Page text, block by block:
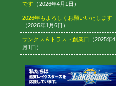
です （2026年4月1日）
2026年もよろしくお願いいたします
（2026年1月6日）
サンクス＆トラスト創業日
（2025年4
月1日）